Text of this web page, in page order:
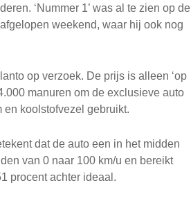
‘Nummer 1’ was al te zien op de
weekend, waar hij ook nog
op verzoek. De prijs is alleen ‘op
manuren om de exclusieve auto
koolstofvezel gebruikt.
dat de auto een in het midden
van 0 naar 100 km/u en bereikt
procent achter ideaal.